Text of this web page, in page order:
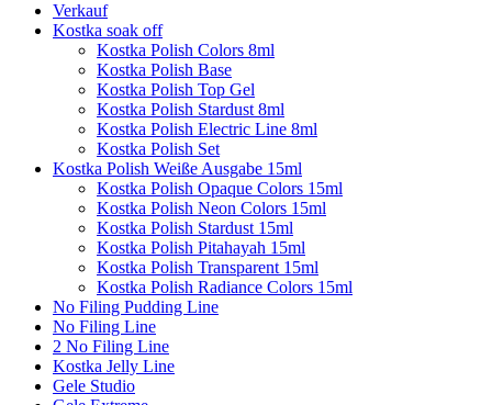
Verkauf
Kostka soak off
Kostka Polish Colors 8ml
Kostka Polish Base
Kostka Polish Top Gel
Kostka Polish Stardust 8ml
Kostka Polish Electric Line 8ml
Kostka Polish Set
Kostka Polish Weiße Ausgabe 15ml
Kostka Polish Opaque Colors 15ml
Kostka Polish Neon Colors 15ml
Kostka Polish Stardust 15ml
Kostka Polish Pitahayah 15ml
Kostka Polish Transparent 15ml
Kostka Polish Radiance Colors 15ml
No Filing Pudding Line
No Filing Line
2 No Filing Line
Kostka Jelly Line
Gele Studio